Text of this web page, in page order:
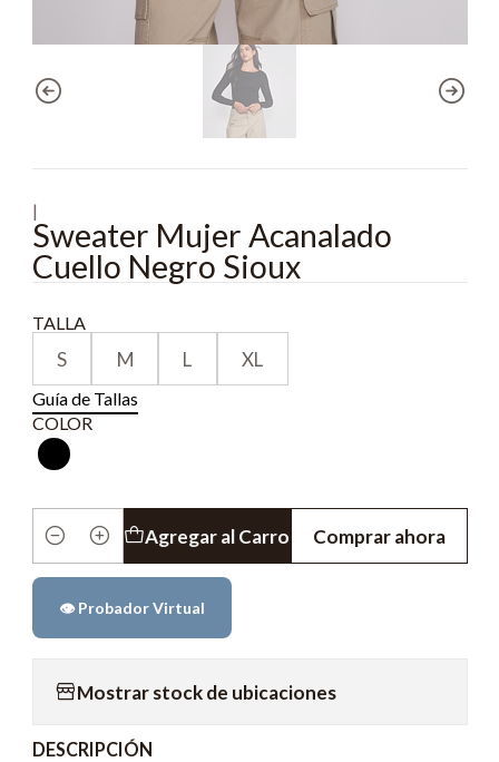
|
Sweater Mujer Acanalado
Cuello Negro Sioux
TALLA
S M L XL
Guía de Tallas
COLOR
Cantidad
Agregar al Carro Comprar ahora
👁️ Probador Virtual
Mostrar stock de ubicaciones
DESCRIPCIÓN